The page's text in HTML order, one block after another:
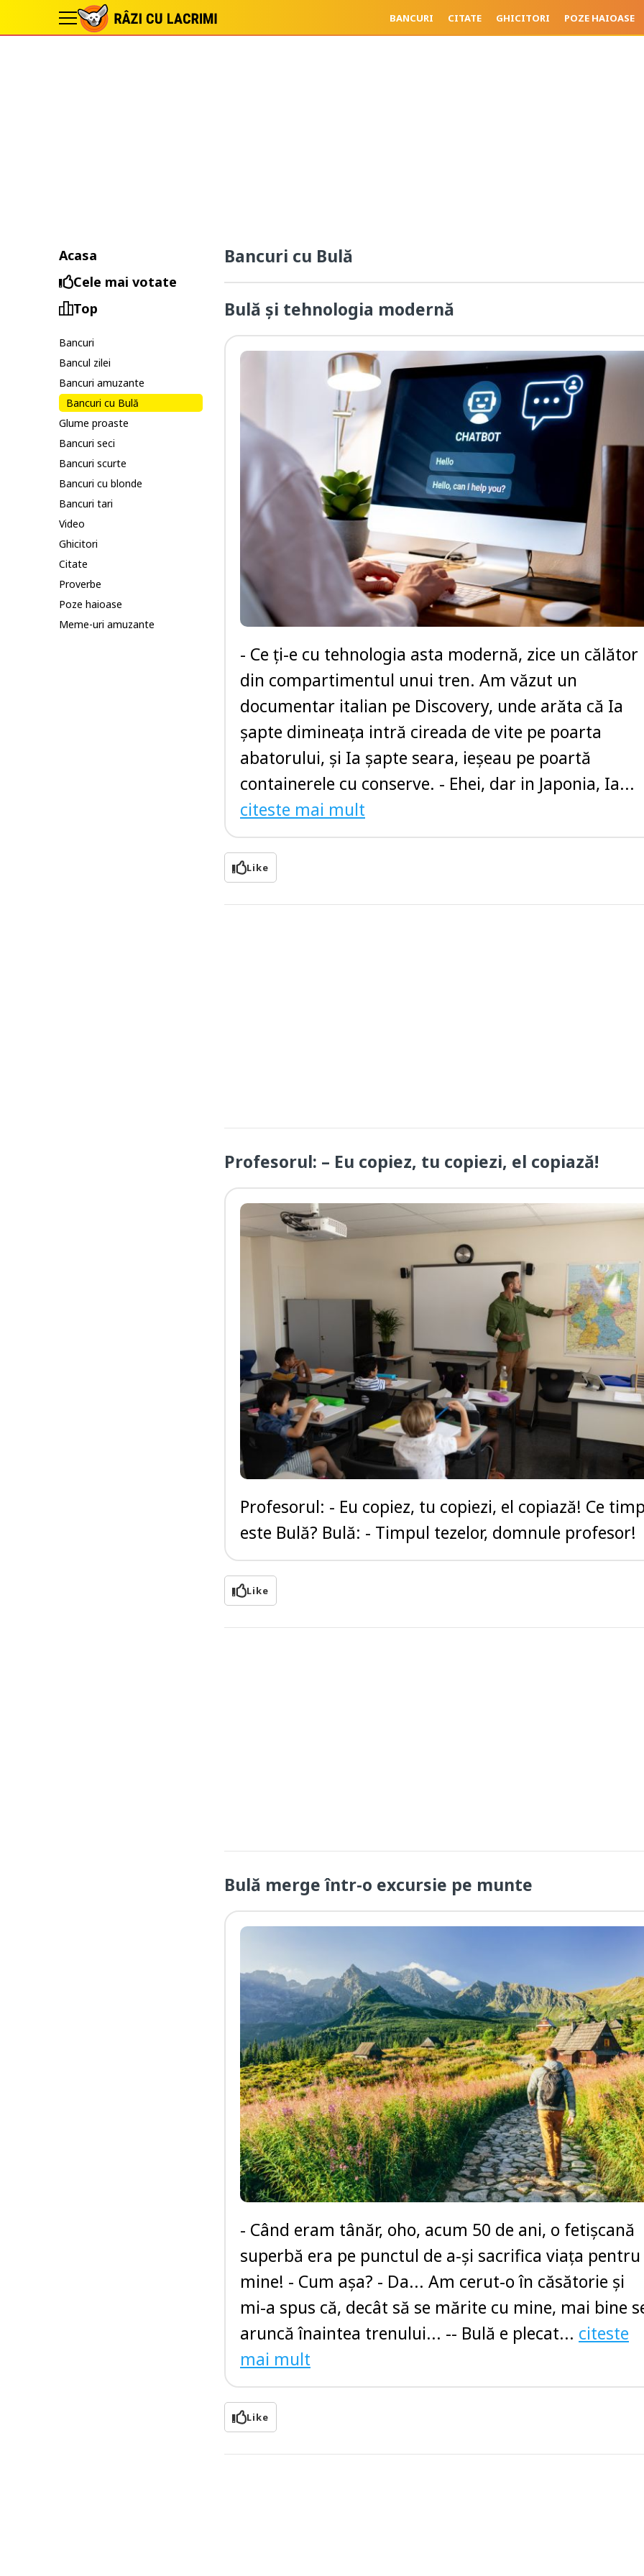
BANCURI CITATE GHICITORI POZE HAIOASE
Acasa
Cele mai votate
Top
Bancuri
Bancul zilei
Bancuri amuzante
Bancuri cu Bulă
Glume proaste
Bancuri seci
Bancuri scurte
Bancuri cu blonde
Bancuri tari
Video
Ghicitori
Citate
Proverbe
Poze haioase
Meme-uri amuzante
Bancuri cu Bulă
Bulă și tehnologia modernă
- Ce ți-e cu tehnologia asta modernă, zice un călător
din compartimentul unui tren. Am văzut un
documentar italian pe Discovery, unde arăta că Ia
șapte dimineața intră cireada de vite pe poarta
abatorului, și Ia șapte seara, ieșeau pe poartă
containerele cu conserve. - Ehei, dar in Japonia, Ia...
citeste mai mult
Like
Profesorul: – Eu copiez, tu copiezi, el copiază!
Profesorul: - Eu copiez, tu copiezi, el copiază! Ce
este Bulă? Bulă: - Timpul tezelor, domnule profesor!
Like
Bulă merge într-o excursie pe munte
- Când eram tânăr, oho, acum 50 de ani, o fetişcană
superbă era pe punctul de a-şi sacrifica viaţa pentru
mine! - Cum aşa? - Da... Am cerut-o în căsătorie şi
mi-a spus că, decât să se mărite cu mine, mai bine
aruncă înaintea trenului... -- Bulă e plecat... citeste
mai mult
Like